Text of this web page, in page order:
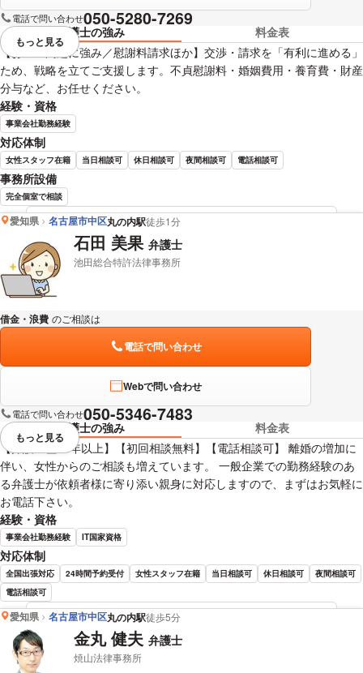
電話で問い合わせ050-5280-7269
弁護士の強み
料金表
【お金の問題に強み／慰謝料請求ほか】交渉・請求を「有利に進める」
ため、戦略を立てご支援します。不貞慰謝料・婚姻費用・養育費・財産
分与など、お任せください。
経験・資格
事業会社勤務経験
対応体制
女性スタッフ在籍 当日相談可 休日相談可 夜間相談可 電話相談可
事務所設備
完全個室で相談
金国 建吾 弁護士の詳細情報を見る
視覚的に省略されている要素を
もっと見る
愛知県 名古屋市中区丸の内駅徒歩1分
石田 美果 弁護士
池田総合特許法律事務所
借金・浪費 のご相談は
電話で問い合わせ
Webで問い合わせ
電話で問い合わせ050-5346-7483
弁護士の強み
料金表
【弁護士歴10年以上】【初回相談無料】【電話相談可】 離婚の増加に
伴い、女性からのご相談も増えています。 一般企業での勤務経験のあ
る弁護士が依頼者様に寄り添い親身に対応しますので、まずはお気軽に
お電話下さい。
経験・資格
事業会社勤務経験 IT国家資格
対応体制
全国出張対応 24時間予約受付 女性スタッフ在籍 当日相談可 休日相談可
夜間相談可
電話相談可
石田 美果 弁護士の詳細情報を見る
視覚的に省略されている要素を
もっと見る
愛知県 名古屋市中区丸の内駅徒歩5分
金丸 健夫 弁護士
焼山法律事務所